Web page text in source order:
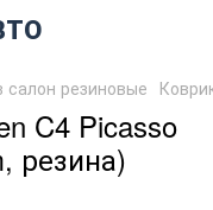
салон резиновые
C4 Picasso
резина)